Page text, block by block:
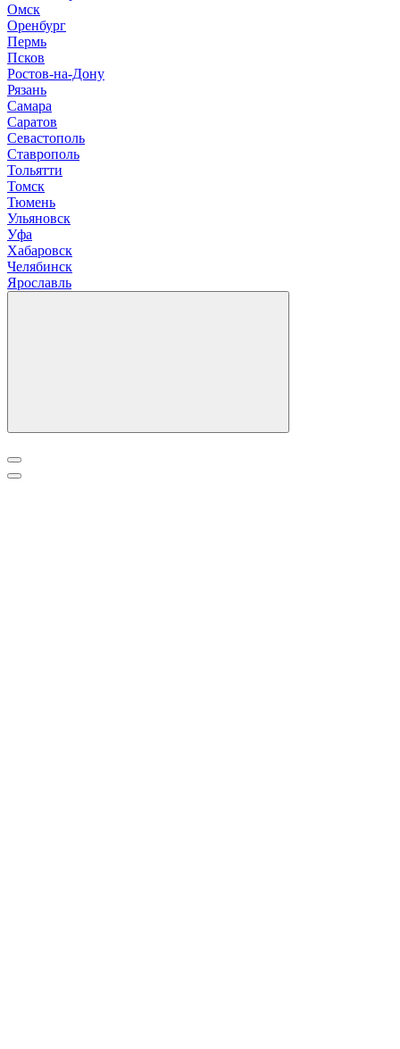
Омск
Оренбург
Пермь
Псков
Ростов-на-Дону
Рязань
Самара
Саратов
Севастополь
Ставрополь
Тольятти
Томск
Тюмень
Ульяновск
Уфа
Хабаровск
Челябинск
Ярославль